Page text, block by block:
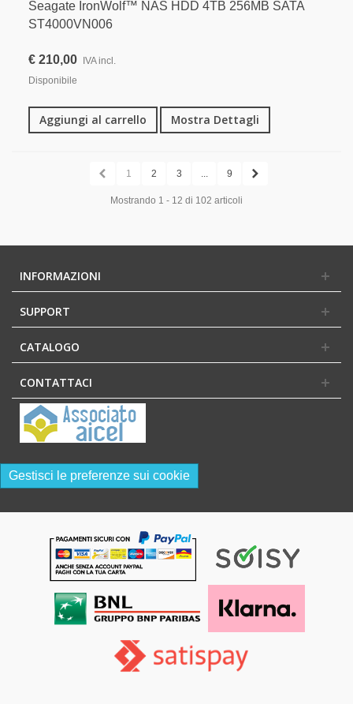
Seagate IronWolf™ NAS HDD 4TB 256MB SATA
ST4000VN006
€ 210,00 IVA incl.
Disponibile
Aggiungi al carrello Mostra Dettagli
1 2 3 9
Mostrando 1 - 12 di 102 articoli
INFORMAZIONI
SUPPORT
CATALOGO
CONTATTACI
Gestisci le preferenze sui cookie